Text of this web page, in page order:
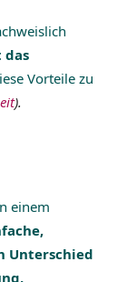
das
Vorteile zu
).
einem
Unterschied